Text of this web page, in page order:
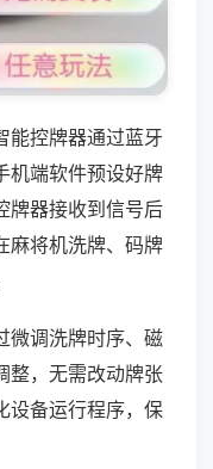
能控牌器通过蓝牙
机端软件预设好牌
牌器接收到信号后
麻将机洗牌、码牌
微调洗牌时序、磁
整，无需改动牌张
设备运行程序，保